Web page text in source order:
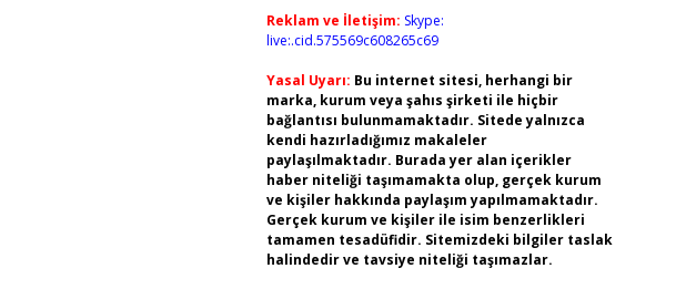
Reklam ve İletişim: Skype:
live:.cid.575569c608265c69
Yasal Uyarı: Bu internet sitesi, herhangi bir
marka, kurum veya şahıs şirketi ile hiçbir
bağlantısı bulunmamaktadır. Sitede yalnızca
kendi hazırladığımız makaleler
paylaşılmaktadır. Burada yer alan içerikler
haber niteliği taşımamakta olup, gerçek kurum
ve kişiler hakkında paylaşım yapılmamaktadır.
Gerçek kurum ve kişiler ile isim benzerlikleri
tamamen tesadüfidir. Sitemizdeki bilgiler taslak
halindedir ve tavsiye niteliği taşımazlar.